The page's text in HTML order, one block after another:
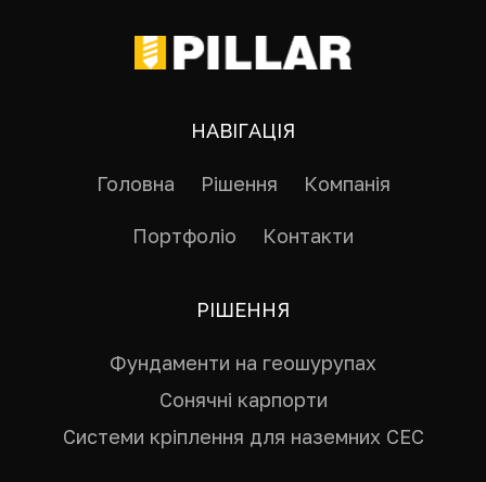
НАВІГАЦІЯ
Головна Рішення Компанія
Портфоліо Контакти
РІШЕННЯ
Фундаменти на геошурупах
Сонячні карпорти
Системи кріплення для наземних СЕС